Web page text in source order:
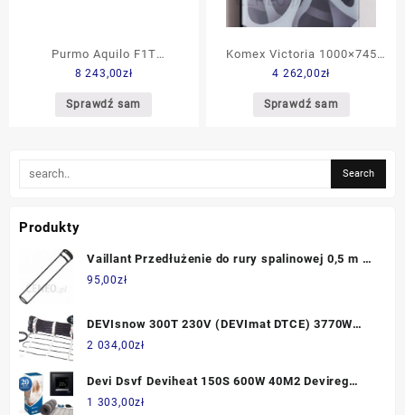
Purmo Aquilo F1T
140X1200X340
8 243,00zł
Sprawdź sam
Komex Victoria 1000×745
849-1065W
4 262,00zł
Sprawdź sam
Produkty
Vaillant Przedłużenie do rury spalinowej 0,5 m (
80) (300833)
95,00zł
DEVIsnow 300T 230V (DEVImat DTCE) 3770W
120m2 dł.24m
2 034,00zł
Devi Dsvf Deviheat 150S 600W 40M2 Devireg
Touch Czarny 140F0335+140F1069
1 303,00zł